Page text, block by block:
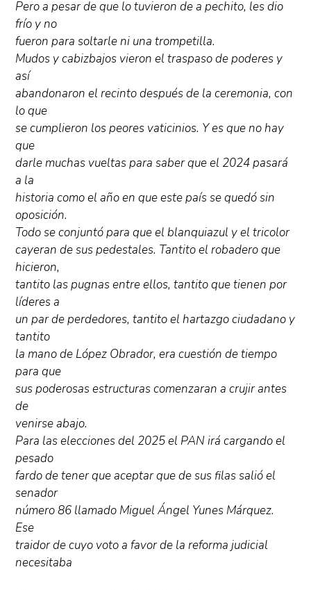
Pero a pesar de que lo tuvieron de a pechito, les dio
frío y no
fueron para soltarle ni una trompetilla.
Mudos y cabizbajos vieron el traspaso de poderes y
así
abandonaron el recinto después de la ceremonia, con
lo que
se cumplieron los peores vaticinios. Y es que no hay
que
darle muchas vueltas para saber que el 2024 pasará
a la
historia como el año en que este país se quedó sin
oposición.
Todo se conjuntó para que el blanquiazul y el tricolor
cayeran de sus pedestales. Tantito el robadero que
hicieron,
tantito las pugnas entre ellos, tantito que tienen por
líderes a
un par de perdedores, tantito el hartazgo ciudadano y
tantito
la mano de López Obrador, era cuestión de tiempo
para que
sus poderosas estructuras comenzaran a crujir antes
de
venirse abajo.
Para las elecciones del 2025 el PAN irá cargando el
pesado
fardo de tener que aceptar que de sus filas salió el
senador
número 86 llamado Miguel Ángel Yunes Márquez.
Ese
traidor de cuyo voto a favor de la reforma judicial
necesitaba